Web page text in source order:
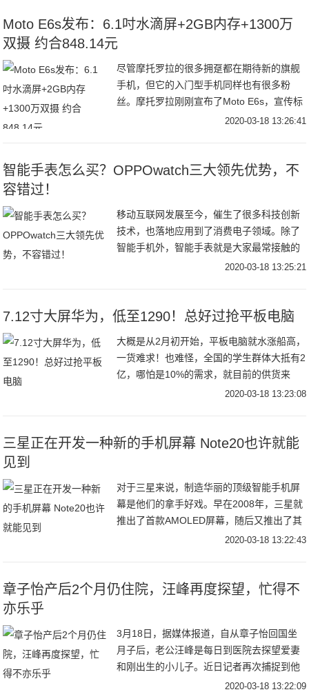
Moto E6s发布：6.1吋水滴屏+2GB内存+1300万
双摄 约合848.14元
尽管摩托罗拉的很多拥趸都在期待新的旗舰
手机，但它的入门型手机同样也有很多粉
丝。摩托罗拉刚刚宣布了Moto E6s，宣传标
语是“让生活变得更加简单”，由于定位中低
2020-03-18 13:26:41
智能手表怎么买？OPPOwatch三大领先优势，不
容错过！
移动互联网发展至今，催生了很多科技创新
技术，也落地应用到了消费电子领域。除了
智能手机外，智能手表就是大家最常接触的
智能数码产品了。随着苹果手表的开局，华
2020-03-18 13:25:21
7.12寸大屏华为，低至1290！总好过抢平板电脑
大概是从2月初开始，平板电脑就水涨船高，
一货难求！也难怪，全国的学生群体大抵有2
亿，哪怕是10%的需求，就目前的供货来
看，现有的平板电脑也是完全供不应求的。
2020-03-18 13:23:08
三星正在开发一种新的手机屏幕 Note20也许就能
见到
对于三星来说，制造华丽的顶级智能手机屏
幕是他们的拿手好戏。早在2008年，三星就
推出了首款AMOLED屏幕，随后又推出了其
他显示技术改进，例如Super AMOLED显屏
2020-03-18 13:22:43
章子怡产后2个月仍住院，汪峰再度探望，忙得不
亦乐乎
3月18日，据媒体报道，自从章子怡回国坐
月子后，老公汪峰是每日到医院去探望爱妻
和刚出生的小儿子。近日记者再次捕捉到他
从北京朝阳区的某别墅区现身，一路乘车前
2020-03-18 13:22:09